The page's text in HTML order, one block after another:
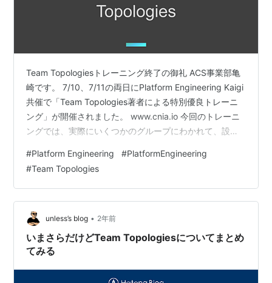
Team Topologiesトレーニング終了の御礼 ACS事業部亀
崎です。 7/10、7/11の両日にPlatform Engineering Kaigi
共催で「Team Topologies著者による特別優良トレーニ
ング」が開催されました。 www.cnia.io 今回のトレーニ
ングでは、実際にいくつかのグループにわかれて、設定
というスタイルを取っています。参加者の皆様も積極的
に議論を行っており、さまざまな意見交換もなされたと
思います。 そうした熱気ある雰囲気の中 講師であるマニ
ュエル・パイス氏からお伝えしたい情報がとても多かっ
たこと 想像…
#Platform Engineering #PlatformEngineering
#Team Topologies
unless’s blog • 2年前
いまさらだけどTeam Topologiesについてまとめ
てみる